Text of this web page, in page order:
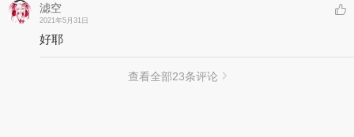
滤空
2021年5月31日
好耶
查看全部23条评论